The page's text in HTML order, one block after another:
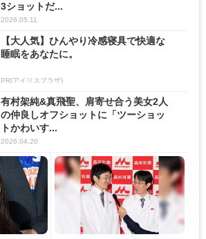
3ショットだ...
2026.05.11
【大人気】ひんやり冷感寝具で快適な
睡眠をあなたに。
PR(アイリスプラザ)
有村架純&真飛聖、肩寄せ合う美女2人
の仲良しオフショットに「ツーショッ
トかわいす...
2026.04.20